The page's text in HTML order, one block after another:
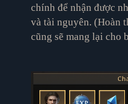
chính để nhận được
và tài nguyên. (Hoàn
cũng sẽ mang lại cho